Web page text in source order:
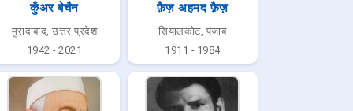
कुँअर बेचैन
मुरादाबाद, उत्तर प्रदेश
1942 - 2021
फ़ैज़ अहमद फ़ैज़
सियालकोट, पंजाब
1911 - 1984